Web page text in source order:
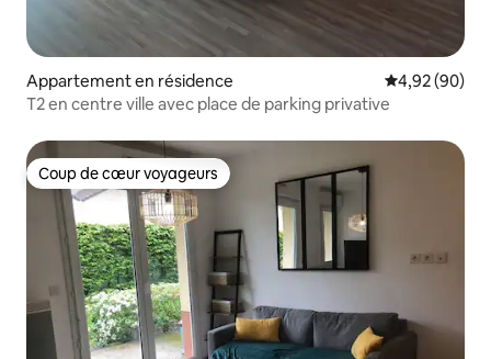
Appartement en résidence Évaluation
4,92 (90)
T2 en centre ville avec place de parking privative
Coup de cœur voyageurs
Coup de cœur voyageurs